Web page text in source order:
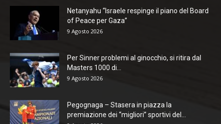
Netanyahu “Israele respinge il piano del Board
of Peace per Gaza”
9 Agosto 2026
Per Sinner problemi al ginocchio, si ritira dal
Masters 1000 di...
9 Agosto 2026
Pegognaga – Stasera in piazza la
premiazione dei “migliori” sportivi del...